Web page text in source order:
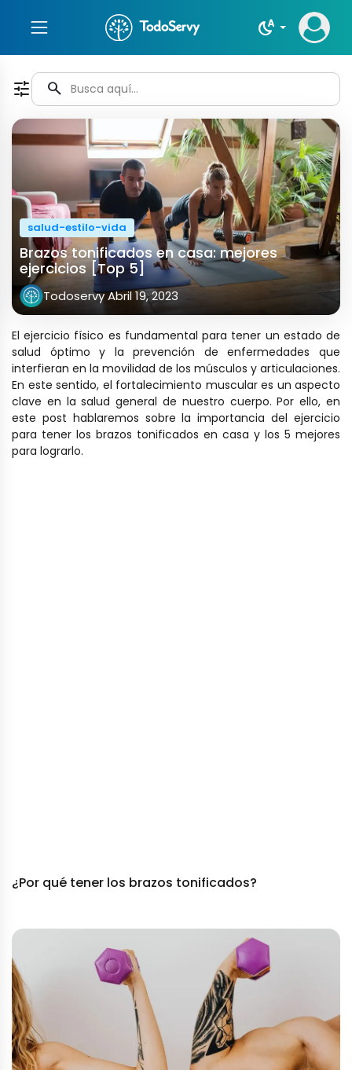
night_sight_auto
tune search
salud-estilo-vida
Brazos tonificados en casa: mejores
ejercicios [Top 5]
TodoservyAbril 19, 2023
El ejercicio físico es fundamental para tener un estado de
salud óptimo y la prevención de enfermedades que
interfieran en la movilidad de los músculos y articulaciones.
En este sentido, el fortalecimiento muscular es un aspecto
clave en la salud general de nuestro cuerpo. Por ello, en
este post hablaremos sobre la importancia del ejercicio
para tener los brazos tonificados en casa y los 5 mejores
para lograrlo.
¿Por qué tener los brazos tonificados?